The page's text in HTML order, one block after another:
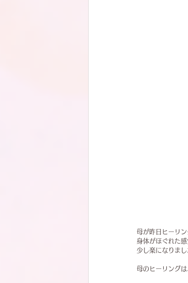
母が昨日ヒーリン
身体がほぐれた感
少し楽になりまし
母のヒーリングは